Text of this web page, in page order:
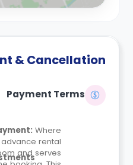
& Cancellation
Payment Terms
Where
rental
and serves